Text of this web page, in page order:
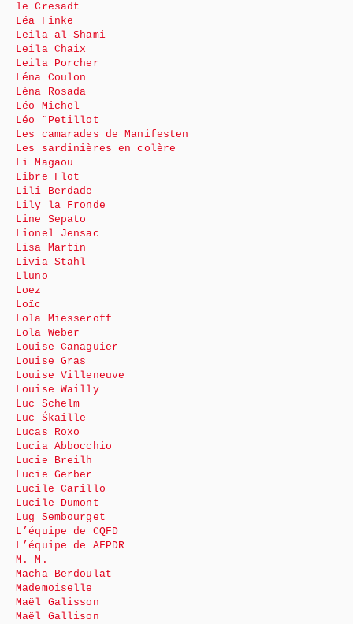
le Cresadt
Léa Finke
Leila al-Shami
Leila Chaix
Leila Porcher
Léna Coulon
Léna Rosada
Léo Michel
Léo ¨Petillot
Les camarades de Manifesten
Les sardinières en colère
Li Magaou
Libre Flot
Lili Berdade
Lily la Fronde
Line Sepato
Lionel Jensac
Lisa Martin
Livia Stahl
Lluno
Loez
Loïc
Lola Miesseroff
Lola Weber
Louise Canaguier
Louise Gras
Louise Villeneuve
Louise Wailly
Luc Schelm
Luc Śkaille
Lucas Roxo
Lucia Abbocchio
Lucie Breilh
Lucie Gerber
Lucile Carillo
Lucile Dumont
Lug Sembourget
L’équipe de CQFD
L’équipe de AFPDR
M. M.
Macha Berdoulat
Mademoiselle
Maël Galisson
Maël Gallison